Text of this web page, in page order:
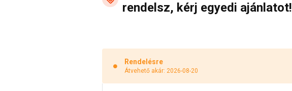
rendelsz, kérj egyedi ajánlatot!
Rendelésre
Átvehető akár: 2026-08-20